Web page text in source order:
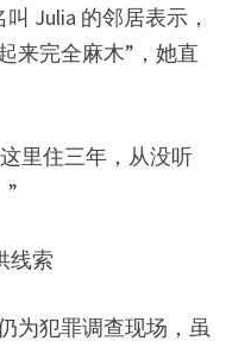
Julia 的邻居表示，
来完全麻木”，她直
里住三年，从没听
”
线索
为犯罪调查现场，虽